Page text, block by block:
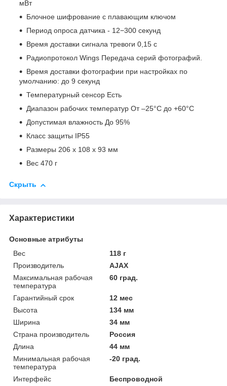
мВт
Блочное шифрование с плавающим ключом
Период опроса датчика - 12−300 секунд
Время доставки сигнала тревоги 0,15 с
Радиопротокол Wings Передача серий фотографий.
Время доставки фотографии при настройках по
умолчанию: до 9 секунд
Температурный сенсор Есть
Диапазон рабочих температур От –25°С до +60°С
Допустимая влажность До 95%
Класс защиты IP55
Размеры 206 х 108 х 93 мм
Вес 470 г
Скрыть
Характеристики
Основные атрибуты
Вес
118 г
Производитель
AJAX
Максимальная рабочая
температура
60 град.
Гарантийный срок
12 мес
Высота
134 мм
Ширина
34 мм
Страна производитель
Россия
Длина
44 мм
Минимальная рабочая
температура
-20 град.
Интерфейс
Беспроводной